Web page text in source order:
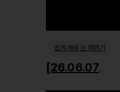
쉽게 배우는 레위기
[26.06.07] 거룩한 사회윤리1